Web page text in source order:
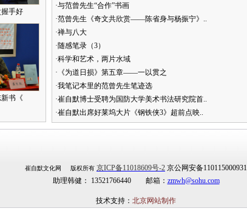
手好
书《
·与范曾先生“合作”书画
·范曾先生《奇文共欣赏——陈省身与杨振宁》..
·禅与八大
·随感笔录（3）
·科学和艺术，两片水域
·《为道日损》第五章——一以贯之
·我笔记本里的范曾先生笔迹选
·崔自默博士受聘为国防大学美术书法研究院首..
·崔自默出席好莱坞大片《钢铁侠3》超前点映..
崔自默文化网 版权所有 京ICP备11018609号-2 京公网安备110115000931
助理韩健： 13521766440 邮箱： zmwh@sohu.com
技术支持： 北京网站制作